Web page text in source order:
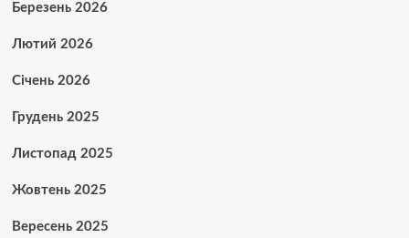
Березень 2026
Лютий 2026
Січень 2026
Грудень 2025
Листопад 2025
Жовтень 2025
Вересень 2025